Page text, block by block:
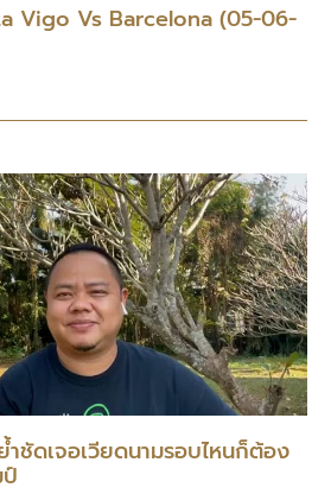
Vigo Vs Barcelona (05-06-
ำชัดเจอเวียดนามรอบไหนก็ต้อง